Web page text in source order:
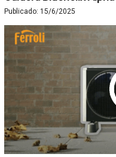
Publicado: 15/6/2025